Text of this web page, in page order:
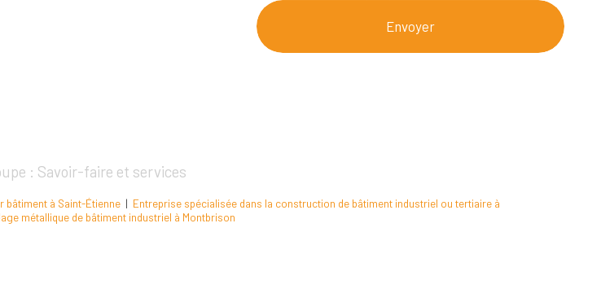
: Savoir-faire et services
bâtiment à Saint-Étienne | Entreprise spécialisée dans la construction de bâtiment industriel ou tertiaire à
métallique de bâtiment industriel à Montbrison